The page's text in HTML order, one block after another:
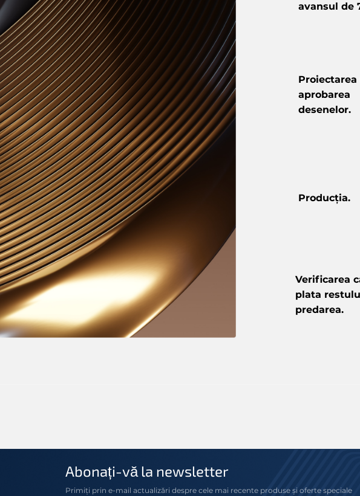
avansul de
Proiectarea
aprobarea
desenelor.
Producția.
Verificarea
plata
predarea.
Abonați-vă la newsletter
Primiți prin e-mail actualizări despre cele mai recente produse și oferte speciale